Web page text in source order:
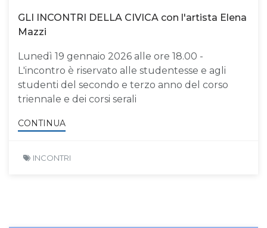
GLI INCONTRI DELLA CIVICA con l'artista Elena
Mazzi
Lunedì 19 gennaio 2026 alle ore 18.00 -
L'incontro è riservato alle studentesse e agli
studenti del secondo e terzo anno del corso
triennale e dei corsi serali
CONTINUA
INCONTRI